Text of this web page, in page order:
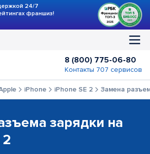
24/7
франшиз!
8 (800) 775-06-80
Контакты 707 сервисов
iPhone iPhone SE 2 Замена
зарядки на
2